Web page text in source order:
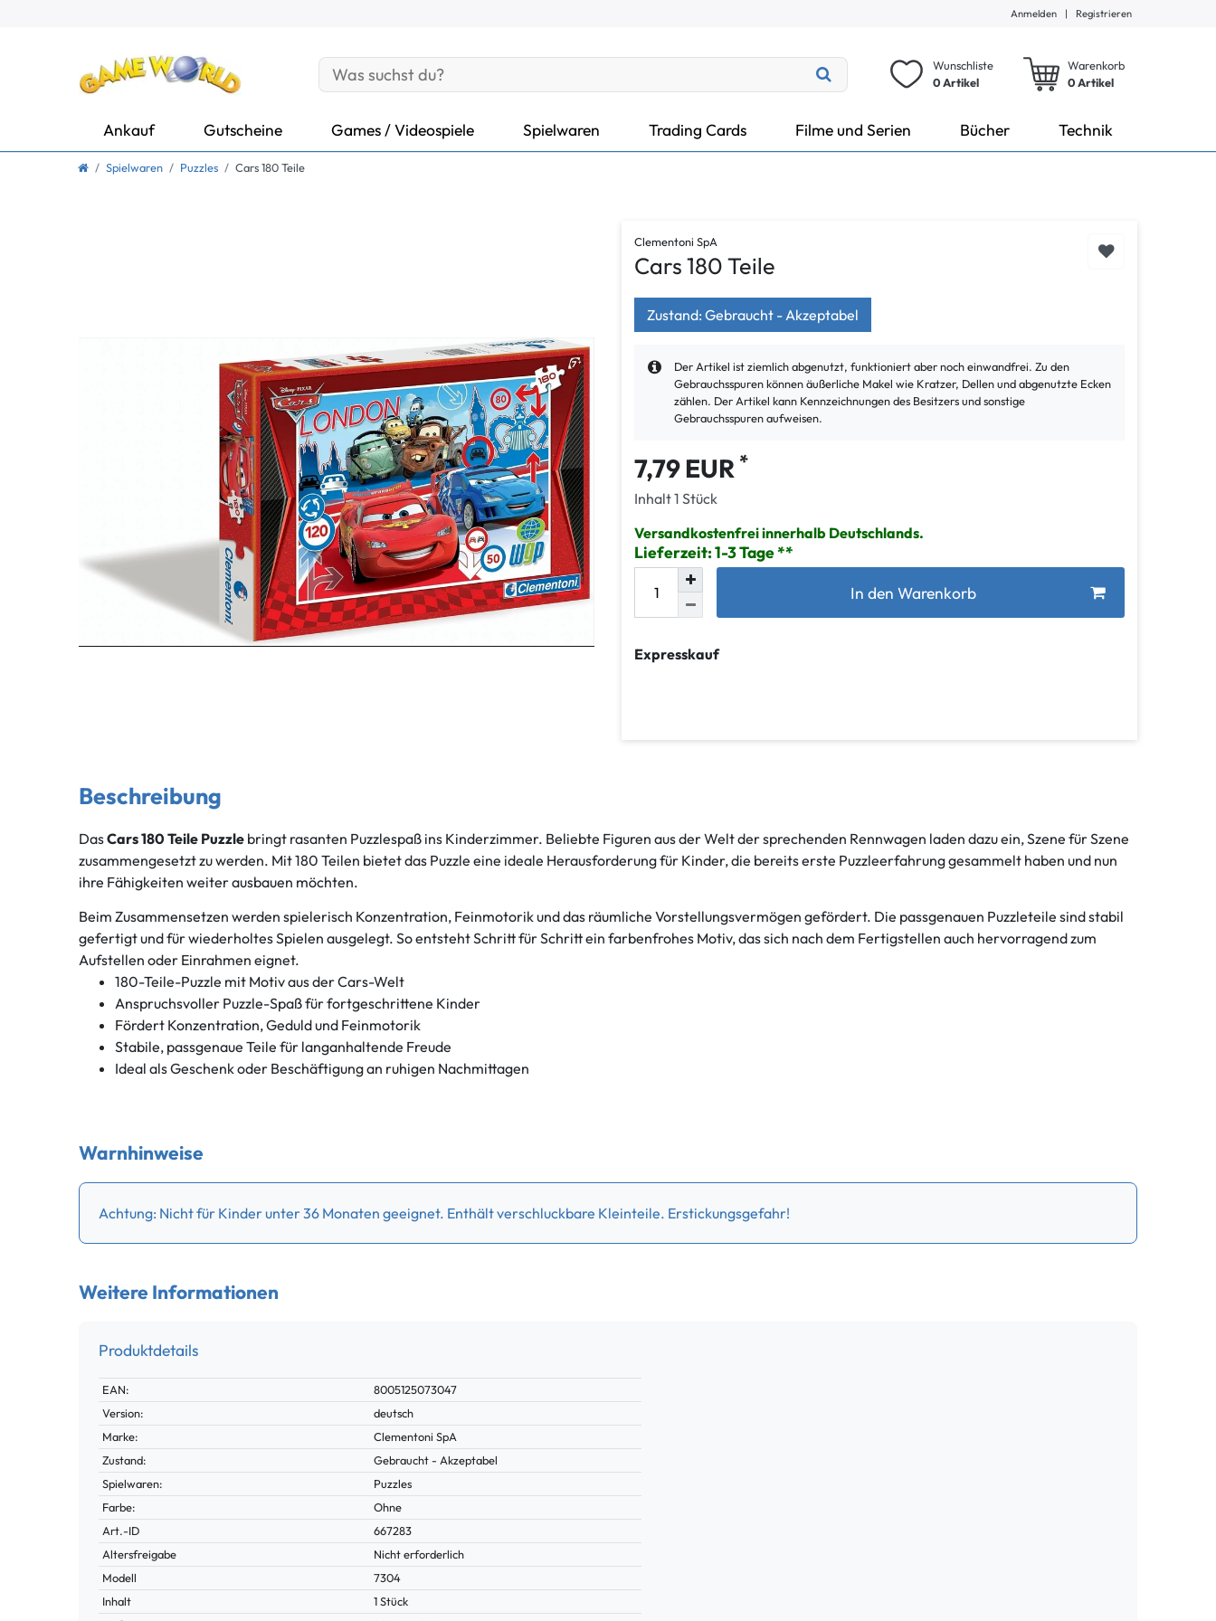
Anmelden | Registrieren
Wunschliste
0 Artikel
Warenkorb
0Artikel
Ankauf Gutscheine Games / Videospiele Spielwaren Trading Cards Filme und Serien Bücher Technik
Spielwaren Puzzles Cars 180 Teile
Clementoni SpA
Cars 180 Teile
Zustand: Gebraucht - Akzeptabel
Der Artikel ist ziemlich abgenutzt, funktioniert aber noch einwandfrei. Zu den
Gebrauchsspuren können äußerliche Makel wie Kratzer, Dellen und abgenutzte Ecken
zählen. Der Artikel kann Kennzeichnungen des Besitzers und sonstige
Gebrauchsspuren aufweisen.
7,79 EUR *
Inhalt1 Stück
Versandkostenfrei innerhalb Deutschlands.
Lieferzeit: 1-3 Tage
In den Warenkorb
Expresskauf
Beschreibung
DasCars 180 Teile Puzzle bringt rasanten Puzzlespaß ins Kinderzimmer. Beliebte Figuren aus der Welt der sprechenden Rennwagen laden dazu ein, Szene für Szene
zusammengesetzt zu werden. Mit 180 Teilen bietet das Puzzle eine ideale Herausforderung für Kinder, die bereits erste Puzzleerfahrung gesammelt haben und nun
ihre Fähigkeiten weiter ausbauen möchten.
Beim Zusammensetzen werden spielerisch Konzentration, Feinmotorik und das räumliche Vorstellungsvermögen gefördert. Die passgenauen Puzzleteile sind stabil
gefertigt und für wiederholtes Spielen ausgelegt. So entsteht Schritt für Schritt ein farbenfrohes Motiv, das sich nach dem Fertigstellen auch hervorragend zum
Aufstellen oder Einrahmen eignet.
180-Teile-Puzzle mit Motiv aus der Cars-Welt
Anspruchsvoller Puzzle-Spaß für fortgeschrittene Kinder
Fördert Konzentration, Geduld und Feinmotorik
Stabile, passgenaue Teile für langanhaltende Freude
Ideal als Geschenk oder Beschäftigung an ruhigen Nachmittagen
Warnhinweise
Achtung: Nicht für Kinder unter 36 Monaten geeignet. Enthält verschluckbare Kleinteile. Erstickungsgefahr!
Weitere Informationen
Produktdetails
Technisches
Merkmal
Wert
EAN:
8005125073047
Version:
deutsch
Marke:
Clementoni SpA
Zustand:
Gebraucht - Akzeptabel
Spielwaren:
Puzzles
Farbe:
Ohne
Technisches
Merkmal
Wert
Art.-ID
667283
Altersfreigabe
Nicht erforderlich
Modell
7304
Inhalt
1 Stück